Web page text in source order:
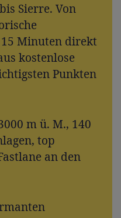
Sierre. Von
Minuten direkt
kostenlose
Punkten
m ü. M., 140
top
an den